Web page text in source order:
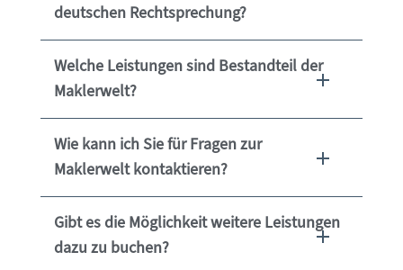
deutschen Rechtsprechung?
Welche Leistungen sind Bestandteil der
Maklerwelt?
Wie kann ich Sie für Fragen zur
Maklerwelt kontaktieren?
Gibt es die Möglichkeit weitere Leistungen
dazu zu buchen?